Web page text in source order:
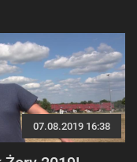
07.08.2019 16:38